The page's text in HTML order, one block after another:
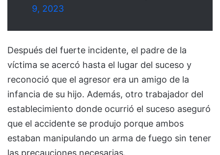
9, 2023
Después del fuerte incidente, el padre de la
víctima se acercó hasta el lugar del suceso y
reconoció que el agresor era un amigo de la
infancia de su hijo. Además, otro trabajador del
establecimiento donde ocurrió el suceso aseguró
que el accidente se produjo porque ambos
estaban manipulando un arma de fuego sin tener
las precauciones necesarias.